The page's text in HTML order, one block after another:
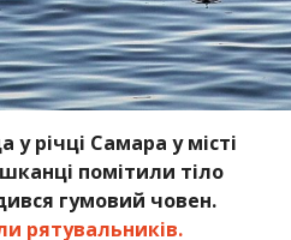
річці Самара у місті
помітили тіло
гумовий човен.
рятувальників.